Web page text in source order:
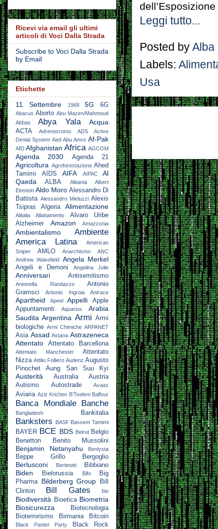
Leggi tutto...
Posted by Alba
Labels:
Usa
Ricevi via email gli ultimi
articoli di Voci Dalla Strada
Subscribe to Voci Dalla Strada
by Email
Etichette
11 Settembre
1968 5G 6G
Abacus Aborto Abu Mazen/Mahmoud
Abbas
Abya Yala Acqua
ACTA Adrenocromo
ADS Active
Denial System Aed Abu Amro Af-Pak
AfD Afghanistan Africa AGCOM
Agenda 2030 Agenda 21
Agricoltura Agroforestazione Ahed
Tamimi
AIDS AIFA AIPAC
Al
Qaeda
ALBA Albania
Albert
Einstein Aldo Moro Alessandro Di
Battista Alessandro Mieluzzi Alexis
Tsipras
Algeria Alimentazione
Alitalia Allattamento
Alvaro Uribe
Alzheimer
Amazon Amazzonia
Ambientalismo
Ambiente
America Latina
American
Sniper
AMLO Anarchismo
ANC
Andrew Wakefield Angela Merkel
Angeli e Demoni Angelina Jolie
Anniversari Antisemitismo
Antonella Randazzo
Antonio
Gramsci
Antonio Ingroia Antrace
Apartheid Apeel Appelli
Apple
Appuntamenti
Aquarius
Arabia
Saudita Argentina Armi Armi
biologiche Armi Chimiche ARPANET
Asia Assad Astana Astrazeneca
Attentato
Attentato Barcellona
Attentato Manchester
Attentato
Nizza Attilio Folliero Audenz Augusto
Pinochet
Aung San Suu Kyi
Austerità Australia
Austria
Autismo
Autostrade Avaaz
Aviaria Aziz Krichen B’Tselem Balfour
Banca Mondiale Banche
Bangladesh Bankitalia
Banksters BASF Bassem Tamimi
BAYER BCE BDS Beirut Belgio
Benetton
Benito Mussolini
Benjamin Netanyahu Benlysta
Beppe Grillo Bergoglio
Berlusconi Bertinotti Bibbiano
Biden Bielorussia Bifo
Big
Pharma
Bilderberg Group
Bill
Clinton
Bill Gates bio
Biodiversità Bioetica Biometria
Biosicurezza
Biotecnologia
Bioterrorismo
Birmania Bitcoin
Black Panter Party
Black Rock